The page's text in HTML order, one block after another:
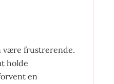
være frustrerende.
holde
en